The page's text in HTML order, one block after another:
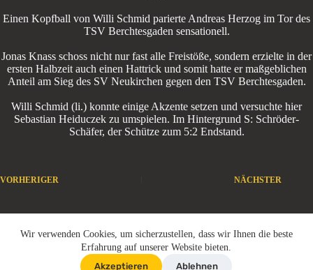
Wir verwenden Cookies, um sicherzustellen, dass wir Ihnen die beste
Erfahrung auf unserer Website bieten.
Akzeptieren
Ablehnen
Einen Kopfball von Willi Schmid parierte Andreas Herzog im Tor des
TSV Berchtesgaden sensationell.
Jonas Knass schoss nicht nur fast alle Freistöße, sondern erzielte in der
ersten Halbzeit auch einen Hattrick und somit hatte er maßgeblichen
Anteil am Sieg des SV Neukirchen gegen den TSV Berchtesgaden.
Willi Schmid (li.) konnte einige Akzente setzen und versuchte hier
Sebastian Heiduczek zu umspielen. Im Hintergrund S: Schröder-
Schäfer, der Schütze zum 5:2 Endstand.
VORHERIGER NÄCHSTER
IMPRESSUM
DATENSCHUTZERKLÄRUNG
Copyright © 2026 - SV Neukirchen e.V.